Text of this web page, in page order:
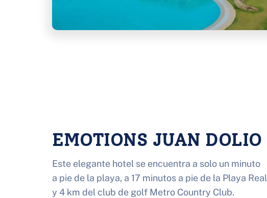
EMOTIONS JUAN DOLIO
Este elegante hotel se encuentra a solo un minuto
a pie de la playa, a 17 minutos a pie de la Playa Real
y 4 km del club de golf Metro Country Club.